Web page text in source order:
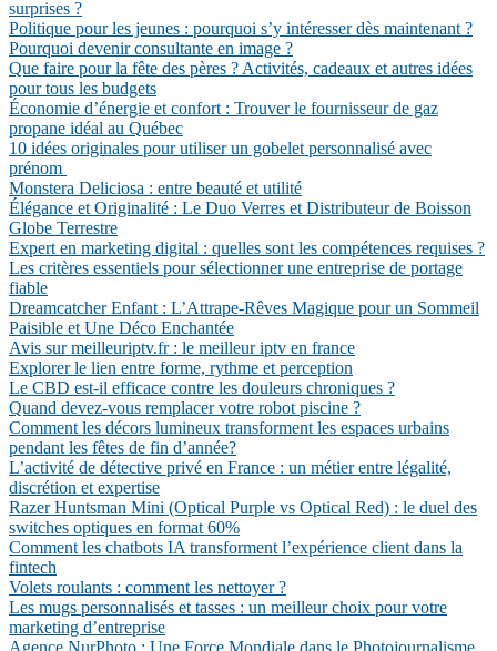
surprises ?
Politique pour les jeunes : pourquoi s’y intéresser dès maintenant ?
Pourquoi devenir consultante en image ?
Que faire pour la fête des pères ? Activités, cadeaux et autres idées
pour tous les budgets
Économie d’énergie et confort : Trouver le fournisseur de gaz
propane idéal au Québec
10 idées originales pour utiliser un gobelet personnalisé avec
prénom
Monstera Deliciosa : entre beauté et utilité
Élégance et Originalité : Le Duo Verres et Distributeur de Boisson
Globe Terrestre
Expert en marketing digital : quelles sont les compétences requises ?
Les critères essentiels pour sélectionner une entreprise de portage
fiable
Dreamcatcher Enfant : L’Attrape-Rêves Magique pour un Sommeil
Paisible et Une Déco Enchantée
Avis sur meilleuriptv.fr : le meilleur iptv en france
Explorer le lien entre forme, rythme et perception
Le CBD est-il efficace contre les douleurs chroniques ?
Quand devez-vous remplacer votre robot piscine ?
Comment les décors lumineux transforment les espaces urbains
pendant les fêtes de fin d’année?
L’activité de détective privé en France : un métier entre légalité,
discrétion et expertise
Razer Huntsman Mini (Optical Purple vs Optical Red) : le duel des
switches optiques en format 60%
Comment les chatbots IA transforment l’expérience client dans la
fintech
Volets roulants : comment les nettoyer ?
Les mugs personnalisés et tasses : un meilleur choix pour votre
marketing d’entreprise
Agence NurPhoto : Une Force Mondiale dans le Photojournalisme